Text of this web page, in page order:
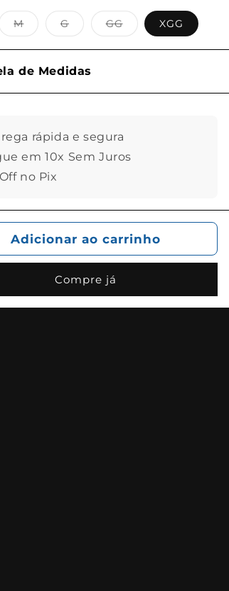
MVariante
esgotada
indisponível
GVariante
esgotada
indisponível
GGVariante
esgotada
indisponível
XGG
de Medidas
rápida e segura
em 10x Sem Juros
no Pix
Adicionar ao carrinho
Compre já